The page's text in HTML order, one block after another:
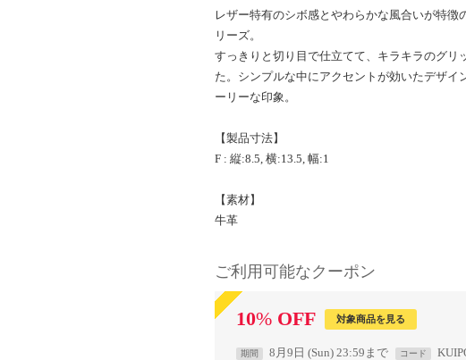
レザー特有のシボ感とやわらかな風合いが特徴
リーズ。
すっきりと切り目で仕立てて、キラキラのグリ
た。シンプルな中にアクセントが効いたデザイ
ーリーな印象。
【製品寸法】
F : 縦:8.5, 横:13.5, 幅:1
【素材】
牛革
ご利用可能なクーポン
10% OFF 対象商品を見る
期間 8月9日 (Sun) 23:59まで コード